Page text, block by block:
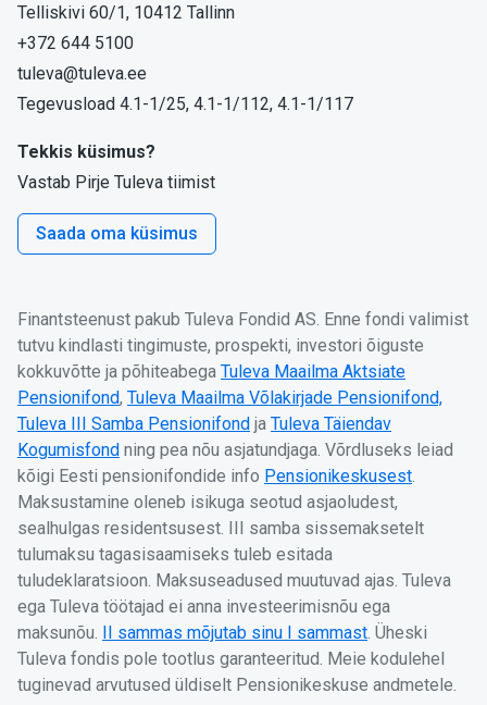
Telliskivi 60/1, 10412 Tallinn
+372 644 5100
tuleva@tuleva.ee
Tegevusload 4.1-1/25, 4.1-1/112, 4.1-1/117
Tekkis küsimus?
Vastab Pirje Tuleva tiimist
Saada oma küsimus
Finantsteenust pakub Tuleva Fondid AS. Enne fondi valimist
tutvu kindlasti tingimuste, prospekti, investori õiguste
kokkuvõtte ja põhiteabega Tuleva Maailma Aktsiate
Pensionifond, Tuleva Maailma Võlakirjade Pensionifond,
Tuleva III Samba Pensionifond ja Tuleva Täiendav
Kogumisfond ning pea nõu asjatundjaga. Võrdluseks leiad
kõigi Eesti pensionifondide info Pensionikeskusest
Maksustamine oleneb isikuga seotud asjaoludest,
sealhulgas residentsusest. III samba sissemaksetelt
tulumaksu tagasisaamiseks tuleb esitada
tuludeklaratsioon. Maksuseadused muutuvad ajas. Tuleva
ega Tuleva töötajad ei anna investeerimisnõu ega
maksunõu. II sammas mõjutab sinu I sammast . Üheski
Tuleva fondis pole tootlus garanteeritud. Meie kodulehel
tuginevad arvutused üldiselt Pensionikeskuse andmetele.